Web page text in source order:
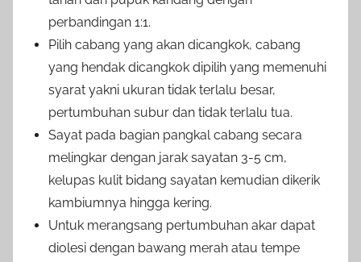
perbandingan 1:1.
Pilih cabang yang akan dicangkok, cabang
yang hendak dicangkok dipilih yang memenuhi
syarat yakni ukuran tidak terlalu besar,
pertumbuhan subur dan tidak terlalu tua.
Sayat pada bagian pangkal cabang secara
melingkar dengan jarak sayatan 3-5 cm,
kelupas kulit bidang sayatan kemudian dikerik
kambiumnya hingga kering.
Untuk merangsang pertumbuhan akar dapat
diolesi dengan bawang merah atau tempe